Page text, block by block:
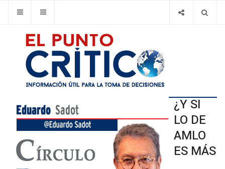
¿Y SI
LO DE
AMLO
ES MÁS